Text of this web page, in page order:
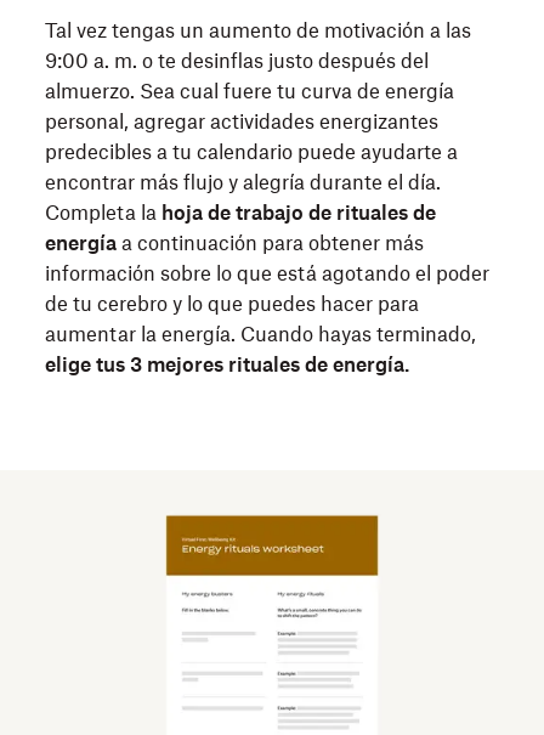
Tal vez tengas un aumento de motivación a las
9:00 a. m. o te desinflas justo después del
almuerzo. Sea cual fuere tu curva de energía
personal, agregar actividades energizantes
predecibles a tu calendario puede ayudarte a
encontrar más flujo y alegría durante el día.
Completa la hoja de trabajo de rituales de
energía a continuación para obtener más
información sobre lo que está agotando el poder
de tu cerebro y lo que puedes hacer para
aumentar la energía. Cuando hayas terminado,
elige tus 3 mejores rituales de energía.